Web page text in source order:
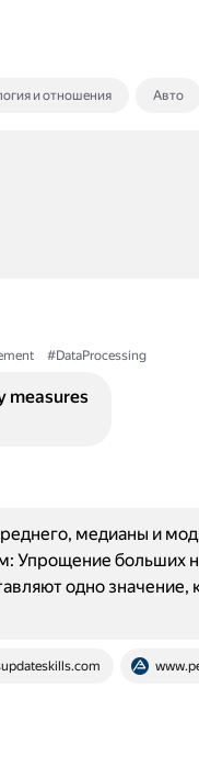
и отношения Авто
#DataProcessing
measures
медианы и
Упрощение больших
одно значение,